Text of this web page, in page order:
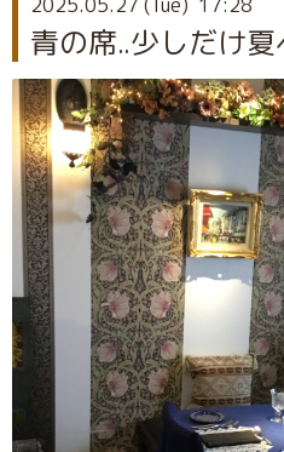
青の席..少しだけ